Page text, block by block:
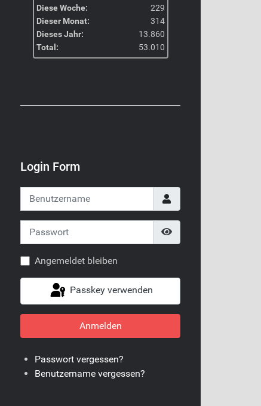
Diese Woche:
229
Dieser Monat:
314
Dieses Jahr:
13.860
Total:
53.010
Login Form
Benutzername
Passwort
Angemeldet bleiben
Passkey verwenden
Anmelden
Passwort vergessen?
Benutzername vergessen?